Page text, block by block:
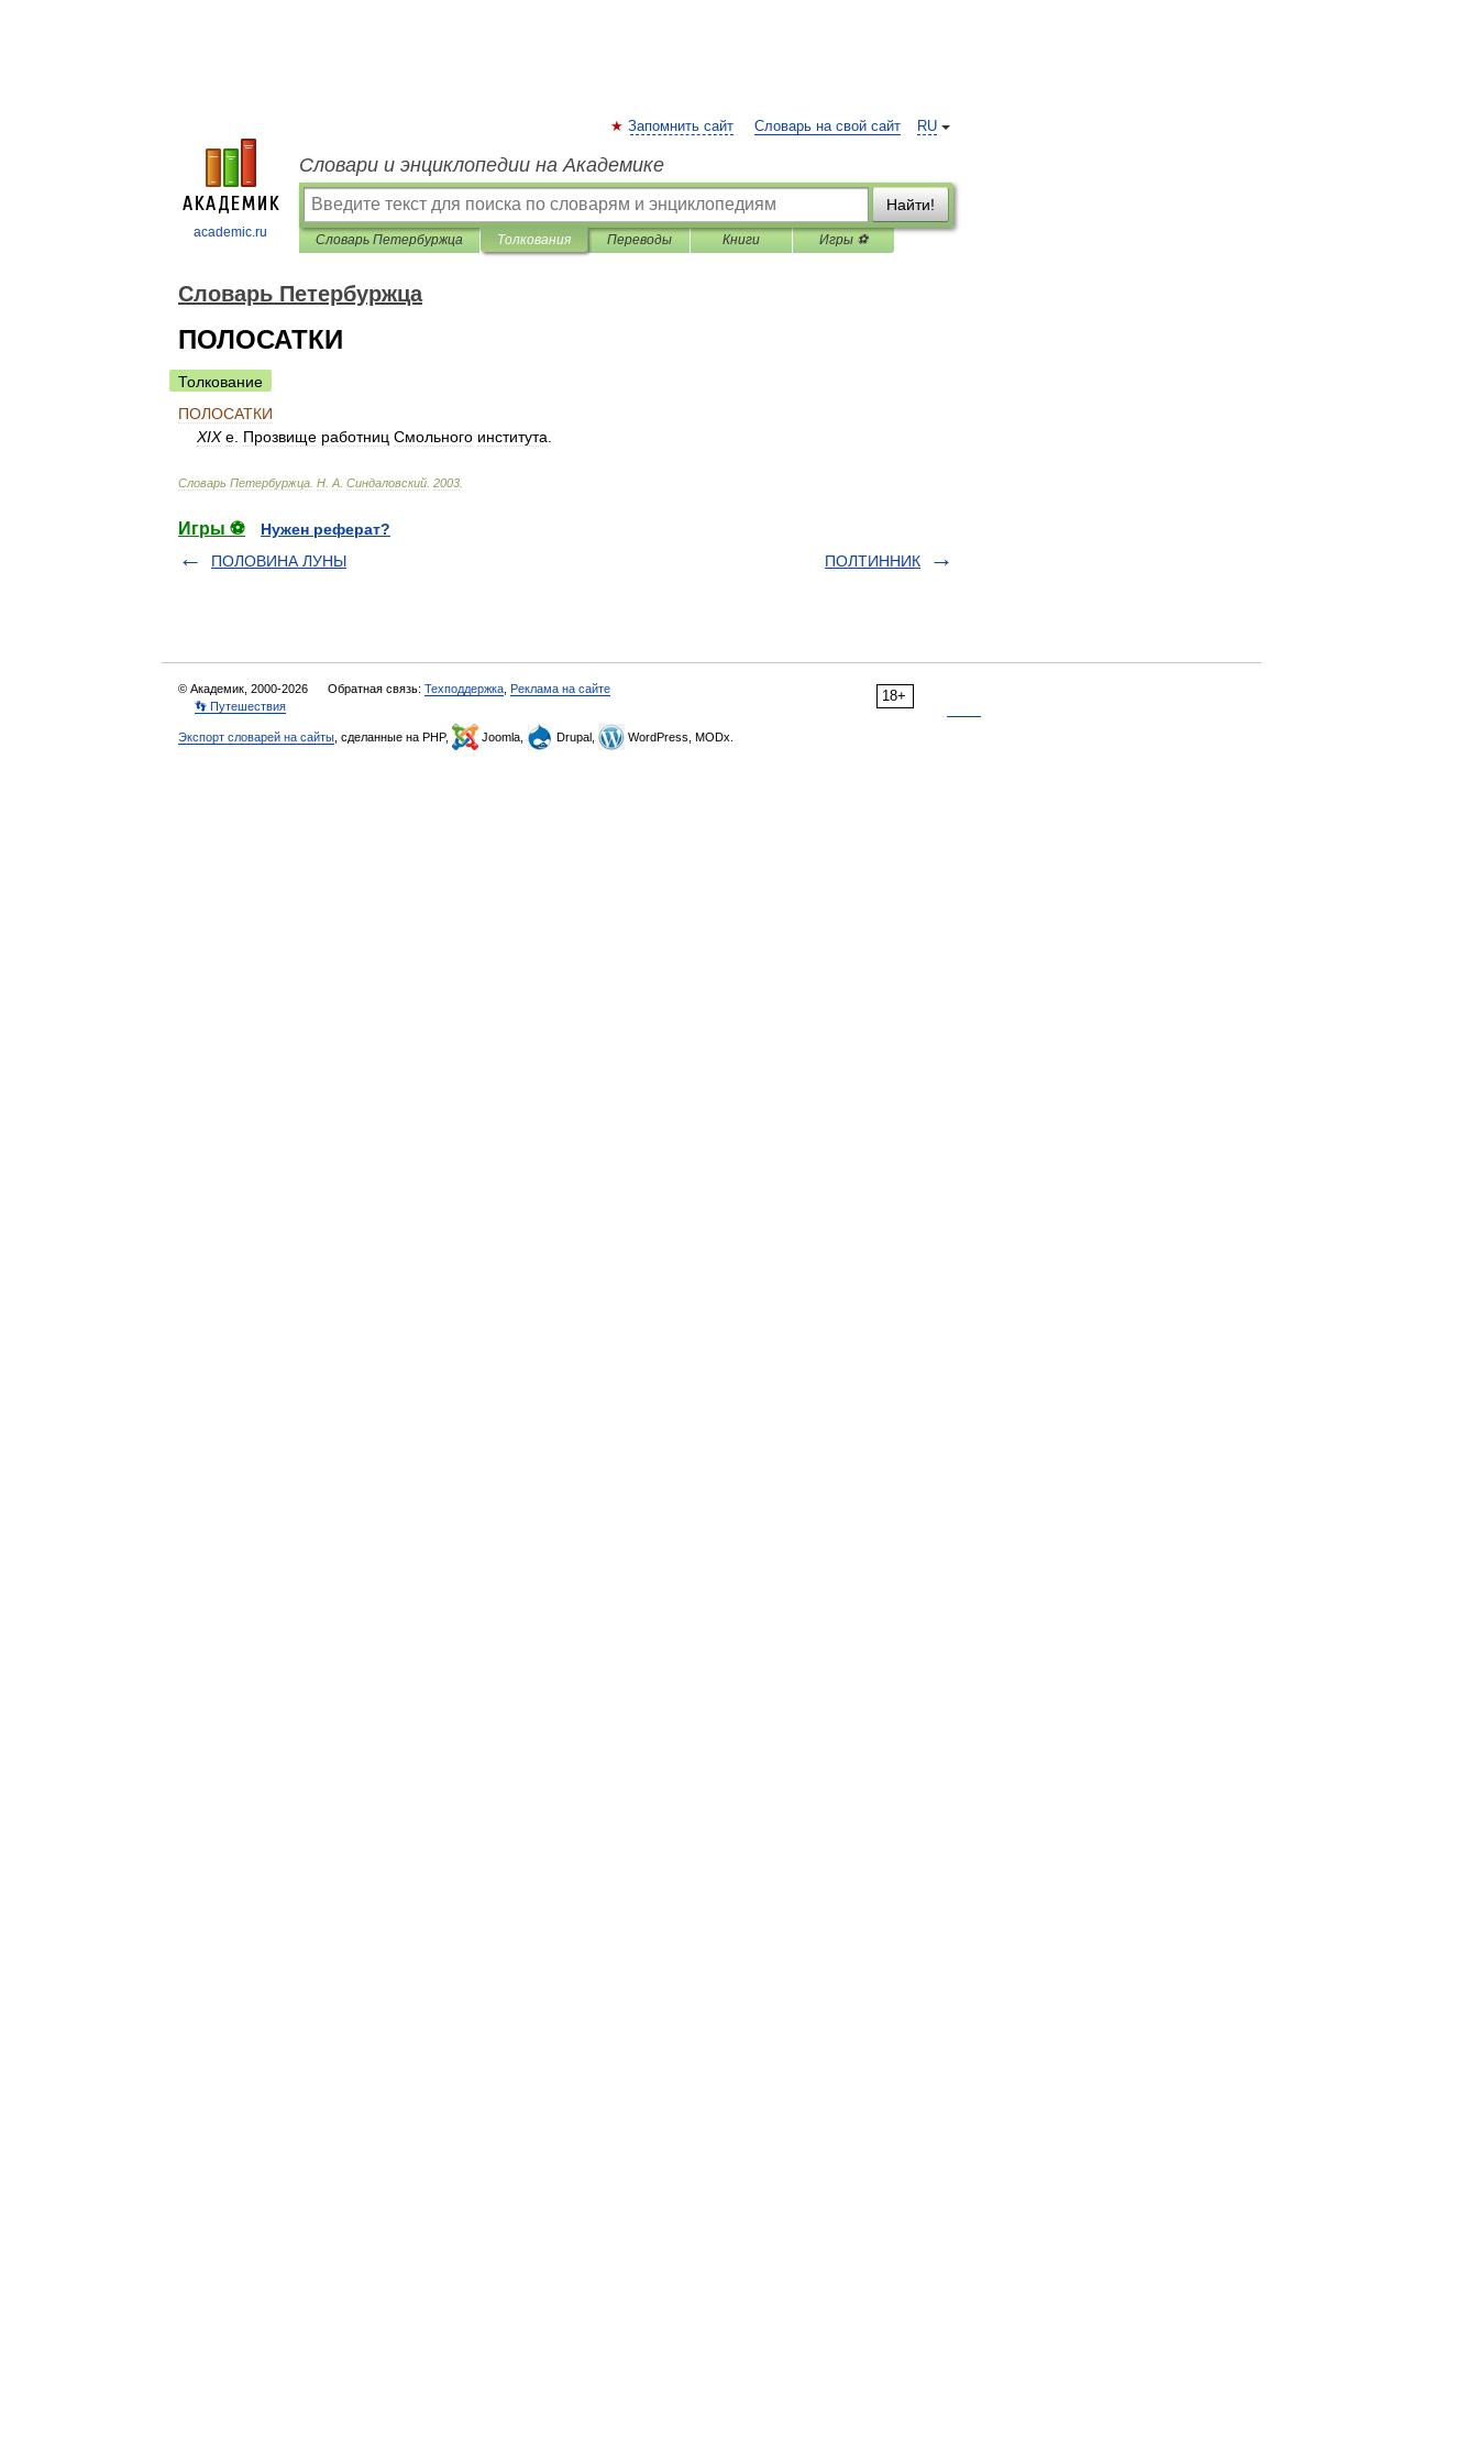
academic.ru
RU
Запомнить сайт Словарь на свой сайт
Словари и энциклопедии на Академике
Найти!
Словарь Петербуржца Толкования Переводы Книги Игры ⚽
Словарь Петербуржца
ПОЛОСАТКИ
Толкование
ПОЛОСАТКИ
XIX е Прозвище работниц Смольного института
Словарь Петербуржца Н А Синдаловский 2003
Игры ⚽
Нужен реферат?
ПОЛОВИНА ЛУНЫ
ПОЛТИННИК
18+
© Академик, 2000-2026 Обратная связь: Техподдержка Реклама на сайте
👣 Путешествия
Экспорт словарей на сайты , сделанные на PHP, Joomla, Drupal, WordPress, MODx.